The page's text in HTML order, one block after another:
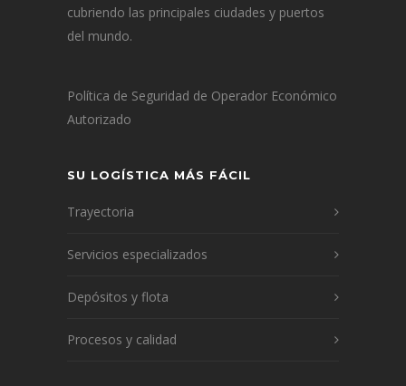
cubriendo las principales ciudades y puertos
del mundo.
Política de Seguridad de Operador Económico
Autorizado
SU LOGÍSTICA MÁS FÁCIL
Trayectoria
Servicios especializados
Depósitos y flota
Procesos y calidad